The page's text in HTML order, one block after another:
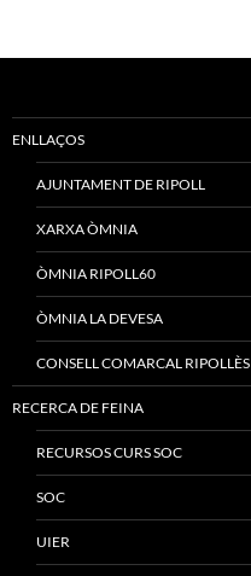
ENLLAÇOS
AJUNTAMENT DE RIPOLL
XARXA ÒMNIA
ÒMNIA RIPOLL60
ÒMNIA LA DEVESA
CONSELL COMARCAL RIPOLLÈS
RECERCA DE FEINA
RECURSOS CURS SOC
SOC
UIER